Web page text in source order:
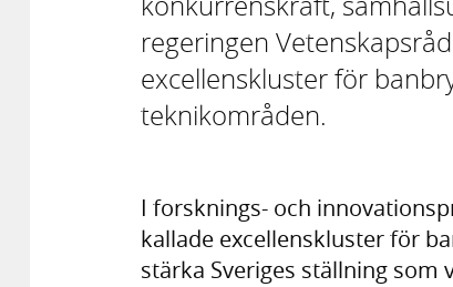
regeringen
excellenskluster för
teknikområden.
I forsknings- och
kallade excellenskluster för
stärka Sveriges ställning